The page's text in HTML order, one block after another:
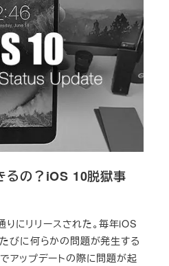
の？iOS 10脱獄事
にリリースされた。毎年iOS
びに何らかの問題が発生する
アップデートの際に問題が起